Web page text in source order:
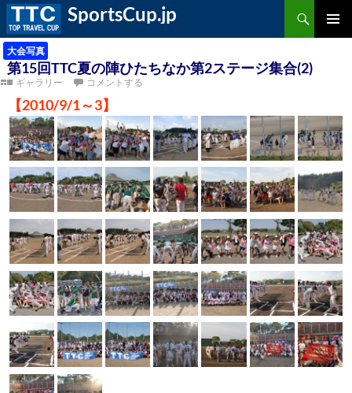
SportsCup.jp
検
メ
ニ
ュ
ー
コ
ン
テ
ン
ツ
へ
ッ
プ
大会写真
第15回TTC夏の陣ひたちなか第2ステージ集合(2)
ギャラリー コメントする
【2010/9/1～3】